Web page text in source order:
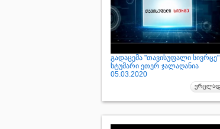
გადაცემა "თავისუფალი სივრცე"
სტუმარი ეთერ ჯალაღანია
05.03.2020